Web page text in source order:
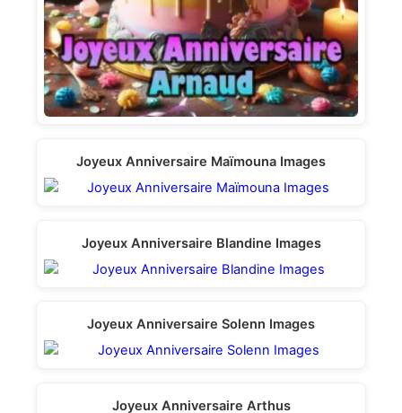
Joyeux Anniversaire Maïmouna Images
Joyeux Anniversaire Blandine Images
Joyeux Anniversaire Solenn Images
Joyeux Anniversaire Arthus